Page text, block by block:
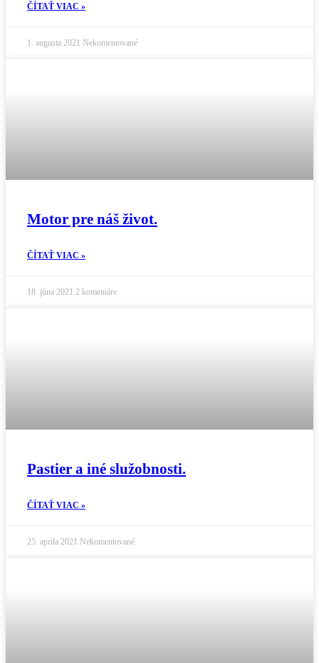
ČÍTAŤ VIAC »
1. augusta 2021 Nekomentované
Motor pre náš život.
ČÍTAŤ VIAC »
18. júna 2021 2 komentáre
Pastier a iné služobnosti.
ČÍTAŤ VIAC »
25. apríla 2021 Nekomentované